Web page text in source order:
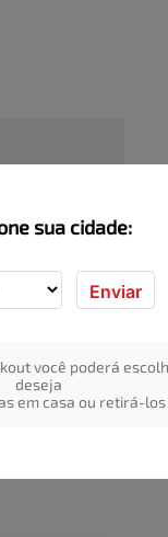
sua cidade:
Enviar
você poderá
deseja
em casa ou retirá-